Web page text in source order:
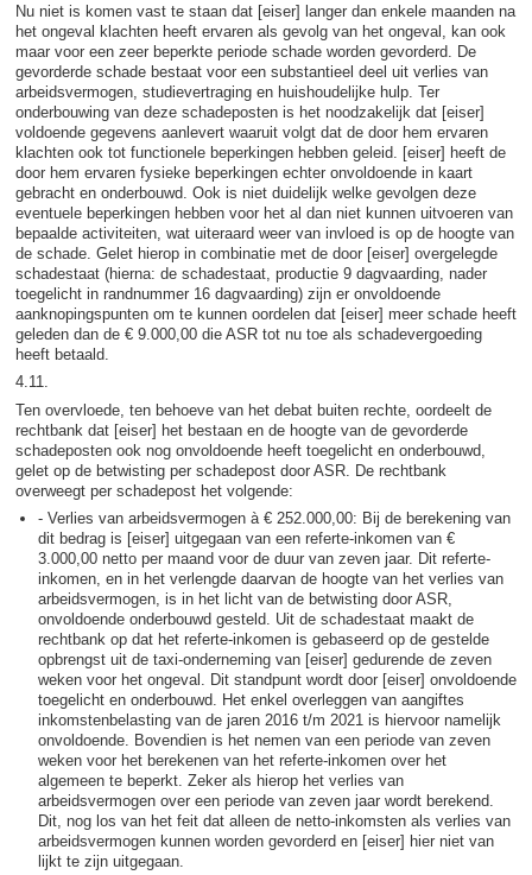
Nu niet is komen vast te staan dat [eiser] langer dan enkele maanden na
het ongeval klachten heeft ervaren als gevolg van het ongeval, kan ook
maar voor een zeer beperkte periode schade worden gevorderd. De
gevorderde schade bestaat voor een substantieel deel uit verlies van
arbeidsvermogen, studievertraging en huishoudelijke hulp. Ter
onderbouwing van deze schadeposten is het noodzakelijk dat [eiser]
voldoende gegevens aanlevert waaruit volgt dat de door hem ervaren
klachten ook tot functionele beperkingen hebben geleid. [eiser] heeft de
door hem ervaren fysieke beperkingen echter onvoldoende in kaart
gebracht en onderbouwd. Ook is niet duidelijk welke gevolgen deze
eventuele beperkingen hebben voor het al dan niet kunnen uitvoeren van
bepaalde activiteiten, wat uiteraard weer van invloed is op de hoogte van
de schade. Gelet hierop in combinatie met de door [eiser] overgelegde
schadestaat (hierna: de schadestaat, productie 9 dagvaarding, nader
toegelicht in randnummer 16 dagvaarding) zijn er onvoldoende
aanknopingspunten om te kunnen oordelen dat [eiser] meer schade heeft
geleden dan de € 9.000,00 die ASR tot nu toe als schadevergoeding
heeft betaald.
4.11.
Ten overvloede, ten behoeve van het debat buiten rechte, oordeelt de
rechtbank dat [eiser] het bestaan en de hoogte van de gevorderde
schadeposten ook nog onvoldoende heeft toegelicht en onderbouwd,
gelet op de betwisting per schadepost door ASR. De rechtbank
overweegt per schadepost het volgende:
- Verlies van arbeidsvermogen à € 252.000,00: Bij de berekening van
dit bedrag is [eiser] uitgegaan van een referte-inkomen van €
3.000,00 netto per maand voor de duur van zeven jaar. Dit referte-
inkomen, en in het verlengde daarvan de hoogte van het verlies van
arbeidsvermogen, is in het licht van de betwisting door ASR,
onvoldoende onderbouwd gesteld. Uit de schadestaat maakt de
rechtbank op dat het referte-inkomen is gebaseerd op de gestelde
opbrengst uit de taxi-onderneming van [eiser] gedurende de zeven
weken voor het ongeval. Dit standpunt wordt door [eiser] onvoldoende
toegelicht en onderbouwd. Het enkel overleggen van aangiftes
inkomstenbelasting van de jaren 2016 t/m 2021 is hiervoor namelijk
onvoldoende. Bovendien is het nemen van een periode van zeven
weken voor het berekenen van het referte-inkomen over het
algemeen te beperkt. Zeker als hierop het verlies van
arbeidsvermogen over een periode van zeven jaar wordt berekend.
Dit, nog los van het feit dat alleen de netto-inkomsten als verlies van
arbeidsvermogen kunnen worden gevorderd en [eiser] hier niet van
lijkt te zijn uitgegaan.